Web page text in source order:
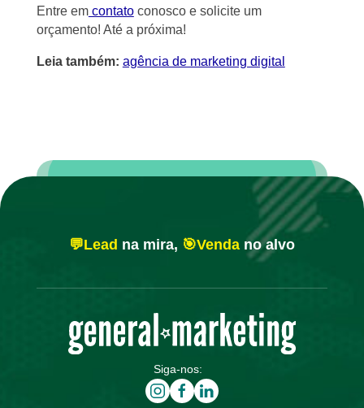
Entre emcontatoconosco e solicite um
orçamento! Até a próxima!
Leia também: agência de marketing digital
💬Lead na mira, 🎯Vendano alvo
Siga-nos: